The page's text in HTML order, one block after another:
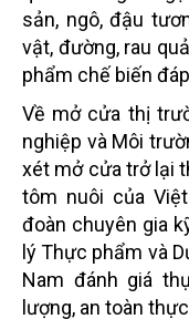
sản, ngô, đậu
vật, đường, rau
phẩm chế biến
Về mở cửa thị
nghiệp và Môi
xét mở cửa trở lại
tôm nuôi của
đoàn chuyên gia
lý Thực phẩm và
Nam đánh giá
lượng, an toàn